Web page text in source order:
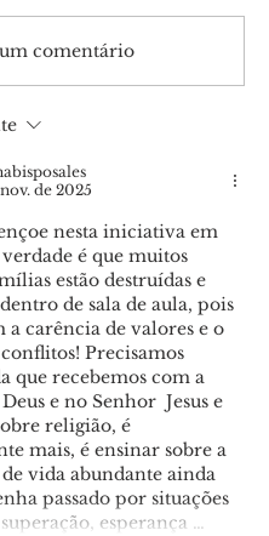
sua 1ª
para Jesus
comentário
de 2025
nesta iniciativa em
é que muitos
estão destruídas e
de sala de aula, pois
a carência de valores e o
conflitos! Precisamos
que recebemos com a
e no Senhor  Jesus e
religião, é
mais, é ensinar sobre a
vida abundante ainda
passado por situações
esperança …